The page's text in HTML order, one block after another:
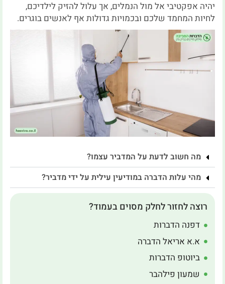
יהיה אפקטיבי אל מול הנמלים, אך עלול להזיק לילדיכם,
לחיות המחמד שלכם ובכמויות גדולות אף לאנשים בוגרים.
מה חשוב לדעת על המדביר עצמו?
מהי עלות הדברה במודיעין עילית על ידי מדביר?
רוצה לחזור לחלק מסוים בעמוד?
דפנה הדברות
א.א אריאל הדברה
ביוטופ הדברות
שמעון פילהבר